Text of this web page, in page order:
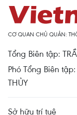
CƠ QUAN CHỦ QUẢN:
Tổng Biên tập:
Phó Tổng Biên
THỦY
Sở hữu trí tuệ